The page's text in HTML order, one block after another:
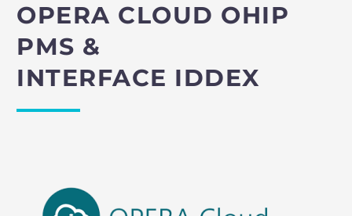
OPERA CLOUD OHIP
PMS &
INTERFACE IDDEX